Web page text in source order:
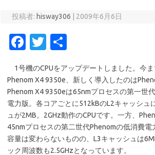
投稿者: hisway306 2009年6月6日
Fa
e
b
o
o
k
T
it
te
r
1号機のCPUをアップデートしました。今
Phenom X4 9350e、新しく導入したのは
Phenom X4 9350eは65nmプロセスの第一世
電力版。各コアごとに512kBのL2キャッシュ
ュが2MB。2GHz動作のCPUです。一方、
45nmプロセスの第二世代Phenomの低消費電
容量は変わらないものの、L3キャッシュは
ック周波数も2.5GHzとなっています。